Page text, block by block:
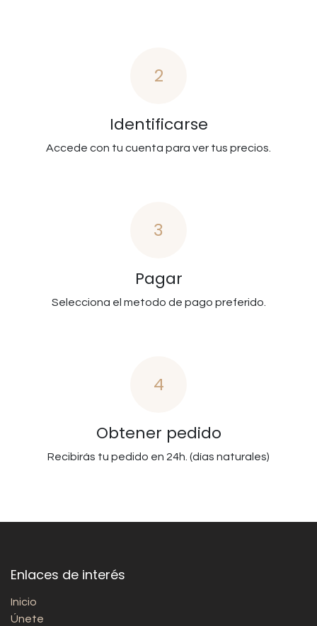
2
Identificarse
Accede con tu cuenta para ver tus precios.
3
Pagar
Selecciona el metodo de pago preferido.
4
Obtener pedido
Recibirás tu pedido en 24h. (días naturales)
Enlaces de interés
Inicio
Únete